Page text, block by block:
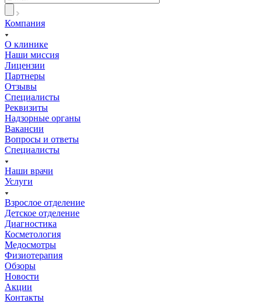
Компания
О клинике
Наши миссия
Лицензии
Партнеры
Отзывы
Специалисты
Реквизиты
Надзорные органы
Вакансии
Вопросы и ответы
Специалисты
Наши врачи
Услуги
Взрослое отделение
Детское отделение
Диагностика
Косметология
Медосмотры
Физиотерапия
Обзоры
Новости
Акции
Контакты